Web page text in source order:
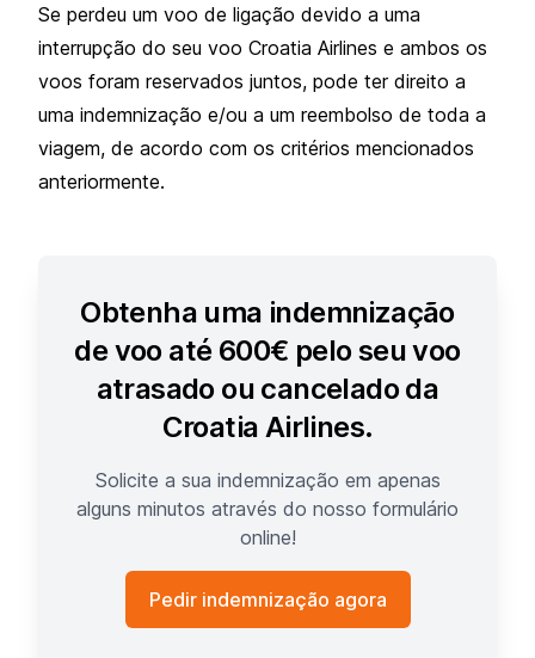
Se perdeu um voo de ligação devido a uma
interrupção do seu voo Croatia Airlines e ambos os
voos foram reservados juntos, pode ter direito a
uma indemnização e/ou a um reembolso de toda a
viagem, de acordo com os critérios mencionados
anteriormente.
Obtenha uma indemnização
de voo até 600€ pelo seu voo
atrasado ou cancelado da
Croatia Airlines.
Solicite a sua indemnização em apenas
alguns minutos através do nosso formulário
online!
Pedir indemnização agora